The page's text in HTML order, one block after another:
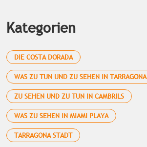
Kategorien
DIE COSTA DORADA
WAS ZU TUN UND ZU SEHEN IN TARRAGONA
ZU SEHEN UND ZU TUN IN CAMBRILS
WAS ZU SEHEN IN MIAMI PLAYA
TARRAGONA STADT